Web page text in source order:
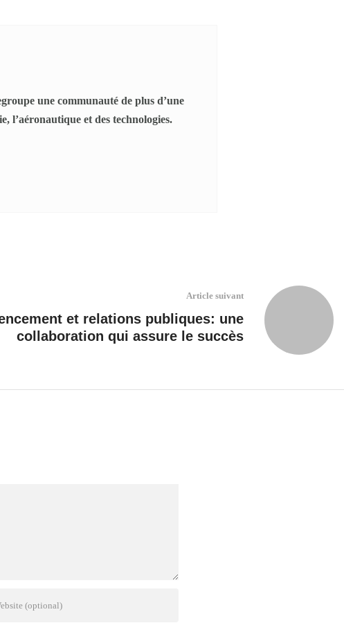
une communauté de plus d’une
l’aéronautique et des technologies.
Article suivant
et relations publiques: une
collaboration qui assure le succès